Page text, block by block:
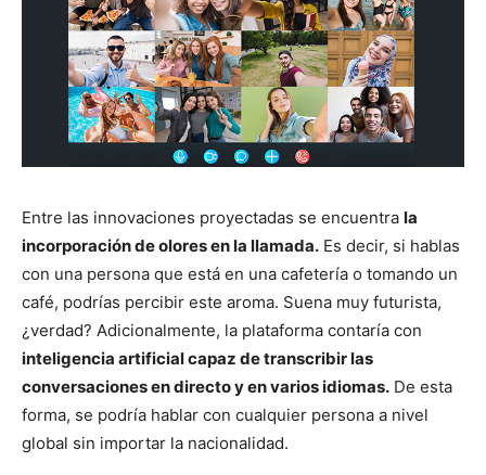
Entre las innovaciones proyectadas se encuentra la
incorporación de olores en la llamada. Es decir, si hablas
con una persona que está en una cafetería o tomando un
café, podrías percibir este aroma. Suena muy futurista,
¿verdad? Adicionalmente, la plataforma contaría con
inteligencia artificial capaz de transcribir las
conversaciones en directo y en varios idiomas. De esta
forma, se podría hablar con cualquier persona a nivel
global sin importar la nacionalidad.